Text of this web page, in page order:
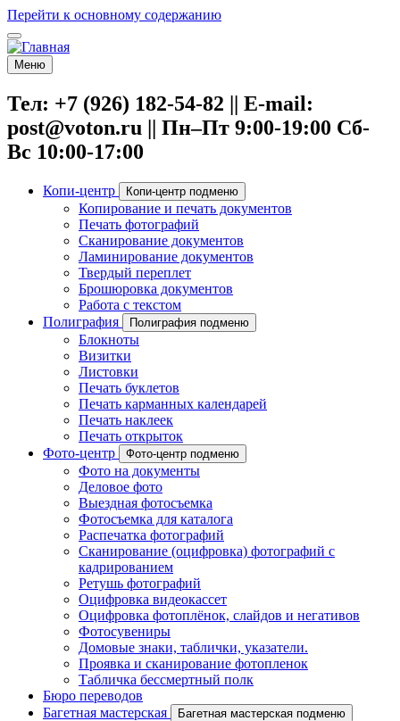
Перейти к основному содержанию
Меню
Тел: +7 (926) 182-54-82 || E-mail:
post@voton.ru || Пн–Пт 9:00-19:00 Сб-
Вс 10:00-17:00
Копи-центр Копи-центр подменю
Копирование и печать документов
Печать фотографий
Сканирование документов
Ламинирование документов
Твердый переплет
Брошюровка документов
Работа с текстом
Полиграфия
Полиграфия подменю
Блокноты
Визитки
Листовки
Печать буклетов
Печать карманных календарей
Печать наклеек
Печать открыток
Фото-центр
Фото-центр подменю
Фото на документы
Деловое фото
Выездная фотосъемка
Фотосъемка для каталога
Распечатка фотографий
Сканирование (оцифровка) фотографий с
кадрированием
Ретушь фотографий
Оцифровка видеокассет
Оцифровка фотоплёнок, слайдов и негативов
Фотосувениры
Домовые знаки, таблички, указатели.
Проявка и сканирование фотопленок
Табличка бессмертный полк
Бюро переводов
Багетная мастерская
Багетная мастерская подменю